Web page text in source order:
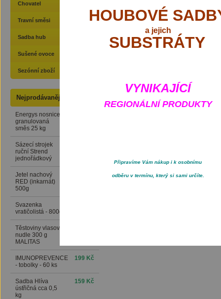
HOUBOVÉ
a jejich
SUBSTRÁTY
VYNIKAJÍCÍ
REGIONÁLNÍ PRODUKTY
Připravíme Vám nákup i k osobnímu
odběru v termínu, který si sami určíte.
Chovatel
Travní směsi
Sadba hub
Sušené ovoce
Sezónní zboží
Nejprodávanější
Energys nosnice
granulovaná
směs 25 kg
Sázecí strojek
ruční Strend
jednořádkový
Jetel nachový
RED (inkarnát)
500g
Svazenka
vratičolistá - 800g
Těstoviny vlasové
nudle 300 g
MALITAS
IMUNOPREVENCE
- tobolky - 60 ks
199 Kč
Sadba Hlíva
ústřičná cca 0,5
kg
159 Kč